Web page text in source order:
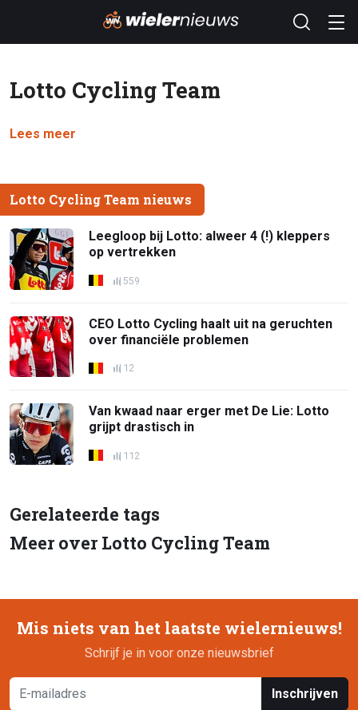
Lotto Cycling Team
Lees meer
Lotto Cycling Team nieuws
Leegloop bij Lotto: alweer 4 (!) kleppers
op vertrekken
559
CEO Lotto Cycling haalt uit na geruchten
over financiële problemen
12
Van kwaad naar erger met De Lie: Lotto
grijpt drastisch in
112
Gerelateerde tags
Meer over Lotto Cycling Team
Mis niets van het laatste wielernieuws!
Schrijf je in voor onze nieuwsbrief
Inschrijven